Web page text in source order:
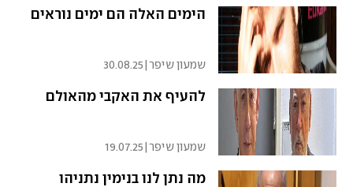
הימים האלה הם ימים נוראים
שמעון שיפר|
30.08.25
להעיף את האקבי מהאולם
שמעון שיפר|
19.07.25
מה נתן לנו בנימין נתניהו